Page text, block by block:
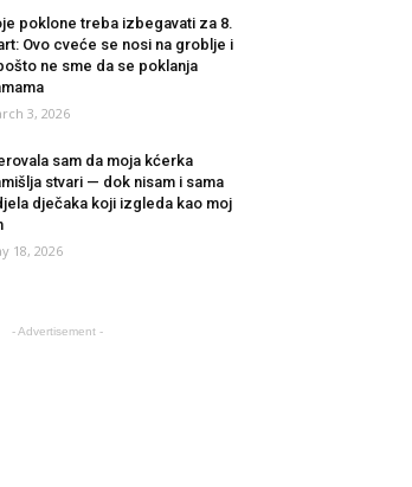
poklone treba izbegavati za 8.
Ovo cveće se nosi na groblje i
ne sme da se poklanja
3, 2026
sam da moja kćerka
stvari — dok nisam i sama
dječaka koji izgleda kao moj
18, 2026
- Advertisement -